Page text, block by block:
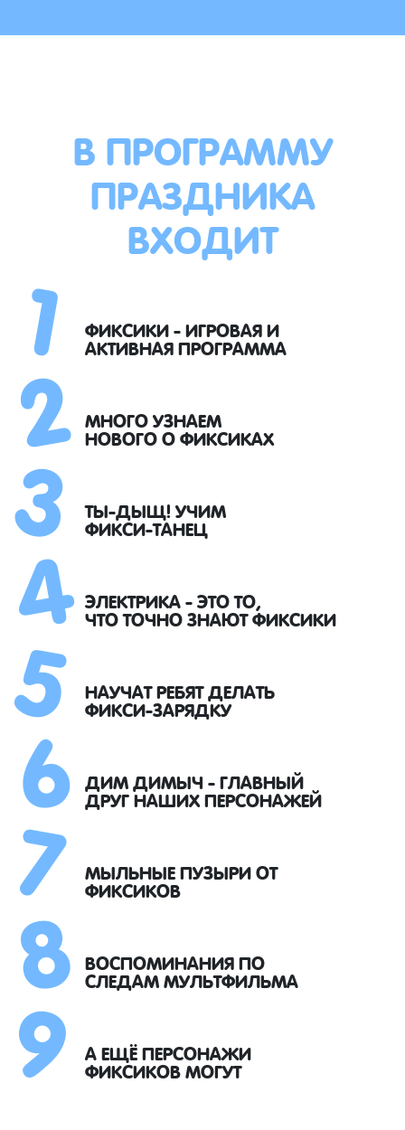
В ПРОГРАММУ
ПРАЗДНИКА
ВХОДИТ
ФИКСИКИ - ИГРОВАЯ И
АКТИВНАЯ ПРОГРАММА
МНОГО УЗНАЕМ
НОВОГО О ФИКСИКАХ
ТЫ-ДЫЩ! УЧИМ
ФИКСИ-ТАНЕЦ
ЭЛЕКТРИКА - ЭТО ТО,
ЧТО ТОЧНО ЗНАЮТ ФИКСИКИ
НАУЧАТ РЕБЯТ ДЕЛАТЬ
ФИКСИ-ЗАРЯДКУ
ДИМ ДИМЫЧ - ГЛАВНЫЙ
ДРУГ НАШИХ ПЕРСОНАЖЕЙ
МЫЛЬНЫЕ ПУЗЫРИ ОТ
ФИКСИКОВ
ВОСПОМИНАНИЯ ПО
СЛЕДАМ МУЛЬТФИЛЬМА
А ЕЩЁ ПЕРСОНАЖИ
ФИКСИКОВ МОГУТ